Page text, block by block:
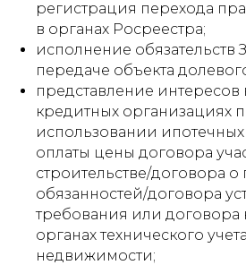
регистрация перехода
в органах Росреестра;
исполнение обязательств
передаче объекта
представление
кредитных организациях
использовании ипотечных
оплаты цены договора
строительстве/договора
обязанностей/договора
требования или
органах технического
недвижимости;